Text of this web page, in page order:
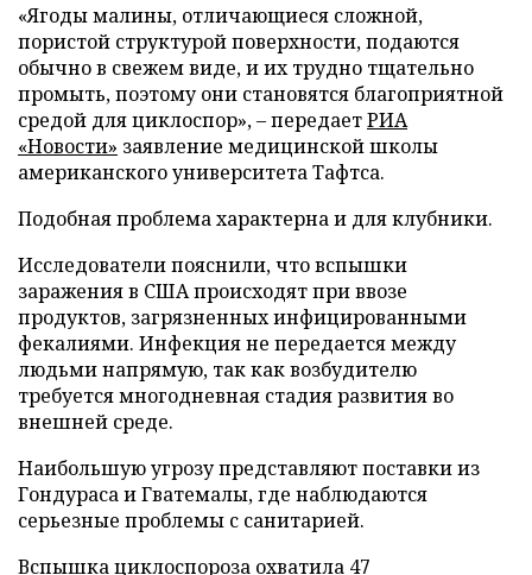
«Ягоды малины, отличающиеся сложной,
пористой структурой поверхности, подаются
обычно в свежем виде, и их трудно тщательно
промыть, поэтому они становятся благоприятной
средой для циклоспор», – передаетРИА
«Новости» заявление медицинской школы
американского университета Тафтса.
Подобная проблема характерна и для клубники.
Исследователи пояснили, что вспышки
заражения в США происходят при ввозе
продуктов, загрязненных инфицированными
фекалиями. Инфекция не передается между
людьми напрямую, так как возбудителю
требуется многодневная стадия развития во
внешней среде.
Наибольшую угрозу представляют поставки из
Гондураса и Гватемалы, где наблюдаются
серьезные проблемы с санитарией.
Вспышка циклоспороза охватила 47